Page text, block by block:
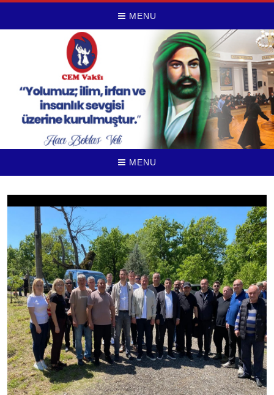
MENU
MENU